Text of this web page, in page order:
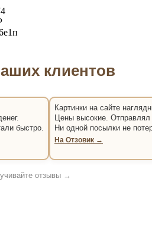
клиентов
быстро.
Картинки на сайте
Цены высокие.
Ни одной посылки не
На Отзовик →
отзывы →